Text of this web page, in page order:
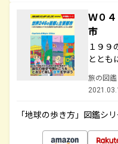
Ｗ０
市
１９９
ととも
旅の図鑑
「地球の歩き方」図鑑シ